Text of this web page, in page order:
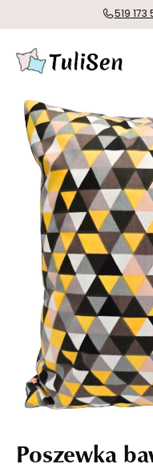
519 173
Poszewka